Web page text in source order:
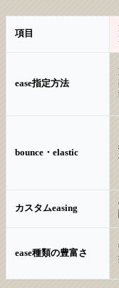
項目
ease指定方法
bounce・elastic
カスタムeasing
ease種類の豊富さ